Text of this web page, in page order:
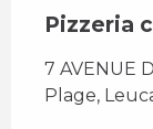
Pizzeria
7 AVENUE
Plage,